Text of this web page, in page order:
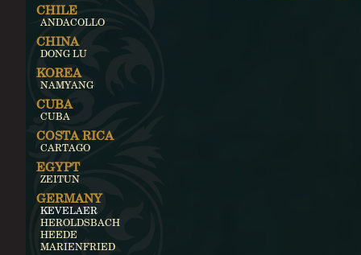
CHILE
ANDACOLLO
CHINA
DONG LU
KOREA
NAMYANG
CUBA
CUBA
COSTA RICA
CARTAGO
EGYPT
ZEITUN
GERMANY
KEVELAER
HEROLDSBACH
HEEDE
MARIENFRIED